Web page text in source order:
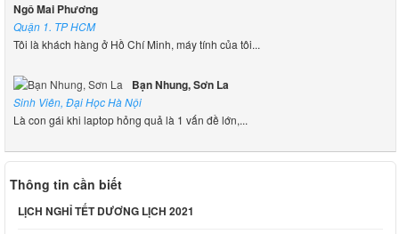
Ngô Mai Phương
Quận 1. TP HCM
Tôi là khách hàng ở Hồ Chí Minh, máy tính của tôi...
Bạn Nhung, Sơn La
Sinh Viên, Đại Học Hà Nội
Là con gái khi laptop hỏng quả là 1 vấn đề lớn,...
Thông tin cần biết
LỊCH NGHỈ TẾT DƯƠNG LỊCH 2021